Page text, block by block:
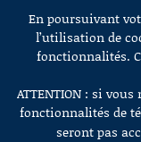
Aller au contenu
En poursuivant
l’utilisation de
fonctionnalités.
ATTENTION : si
fonctionnalités de
seront pas